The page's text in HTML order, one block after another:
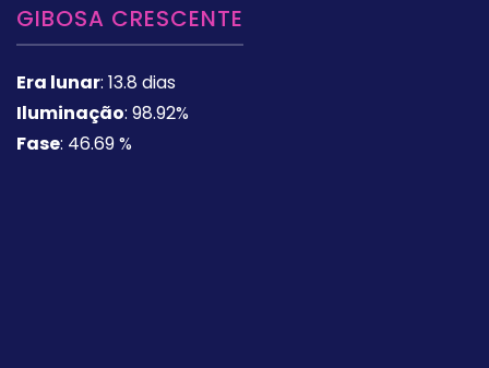
GIBOSA CRESCENTE
Era lunar: 13.8 dias
Iluminação: 98.92%
Fase: 46.69 %